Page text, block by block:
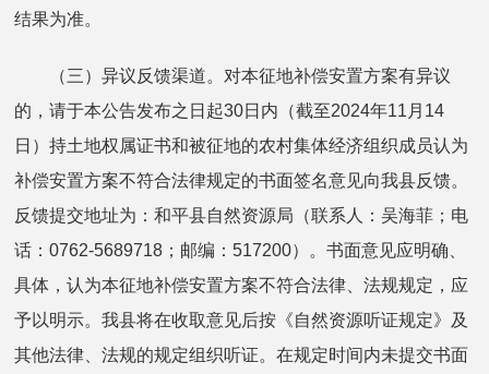
结果为准。
（三）异议反馈渠道。对本征地补偿安置方案有异议
的，请于本公告发布之日起30日内（截至2024年11月14
日）持土地权属证书和被征地的农村集体经济组织成员认为
补偿安置方案不符合法律规定的书面签名意见向我县反馈。
反馈提交地址为：和平县自然资源局（联系人：吴海菲；电
话：0762-5689718；邮编：517200）。书面意见应明确、
具体，认为本征地补偿安置方案不符合法律、法规规定，应
予以明示。我县将在收取意见后按《自然资源听证规定》及
其他法律、法规的规定组织听证。在规定时间内未提交书面